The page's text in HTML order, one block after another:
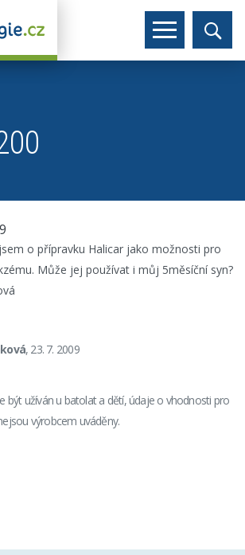
o přípravku Halicar jako možnosti pro
Může jej používat i můj 5měsíční syn?
, 23. 7. 2009
být užíván u batolat a dětí, údaje o vhodnosti pro
výrobcem uváděny.